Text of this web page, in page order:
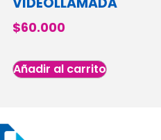
$60.000
Añadir al carrito